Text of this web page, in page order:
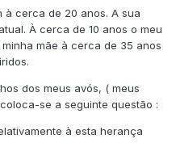
à cerca de 20 anos. A sua
À cerca de 10 anos o meu
mãe à cerca de 35 anos
dos meus avós, ( meus
se a seguinte questão :
à esta herança